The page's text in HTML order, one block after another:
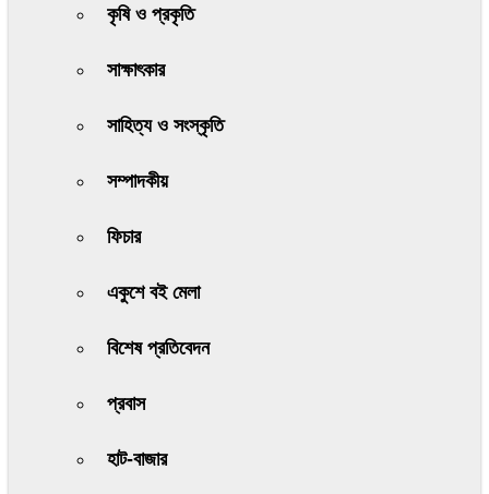
কৃষি ও প্রকৃতি
সাক্ষাৎকার
সাহিত্য ও সংস্কৃতি
সম্পাদকীয়
ফিচার
একুশে বই মেলা
বিশেষ প্রতিবেদন
প্রবাস
হাট-বাজার